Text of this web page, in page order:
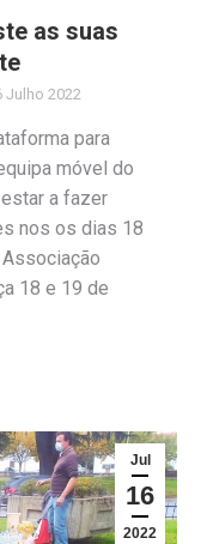
as suas
Julho 2022
para
móvel do
a fazer
nos os dias 18
18 e 19 de
Jul
16
2022